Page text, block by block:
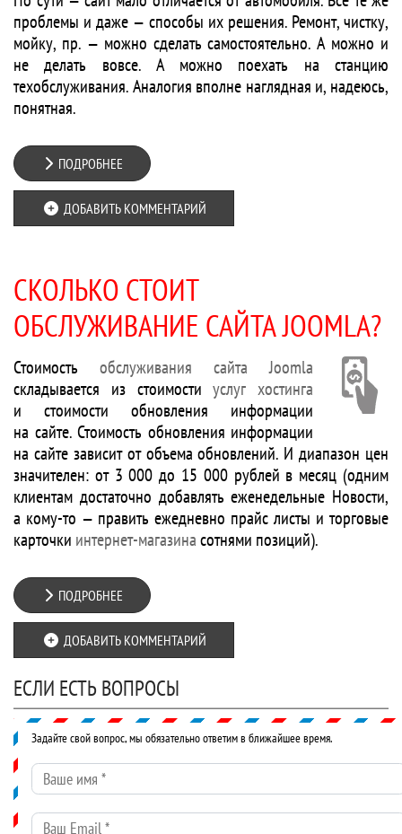
проблемы и даже — способы их решения. Ремонт, чистку,
мойку, пр. — можно сделать самостоятельно. А можно и
не делать вовсе. А можно поехать на станцию
техобслуживания. Аналогия вполне наглядная и, надеюсь,
понятная.
ПОДРОБНЕЕ
ДОБАВИТЬ КОММЕНТАРИЙ
СКОЛЬКО СТОИТ
ОБСЛУЖИВАНИЕ САЙТА JOOMLA?
Стоимость обслуживания сайта Joomla
складывается из стоимостиуслуг хостинга
и стоимости обновления информации
на сайте. Стоимость обновления информации
на сайте зависит от объема обновлений. И диапазон цен
значителен: от 3 000 до 15 000 рублей в месяц (одним
клиентам достаточно добавлять еженедельные Новости,
а кому-то — править ежедневно прайс листы и торговые
карточки интернет-магазинасотнями позиций).
ПОДРОБНЕЕ
ДОБАВИТЬ КОММЕНТАРИЙ
ЕСЛИ ЕСТЬ ВОПРОСЫ
Задайте свой вопрос, мы обязательно ответим в ближайшее время.
Ваше имя *
Ваш Email*